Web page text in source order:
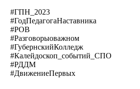
#ГПН_2023
#ГодПедагогаНаставника
#РОВ
#Разговорыоважном
#ГубернскийКолледж
#Калейдоскоп_событий_СПО
#РДДМ
#ДвижениеПервых